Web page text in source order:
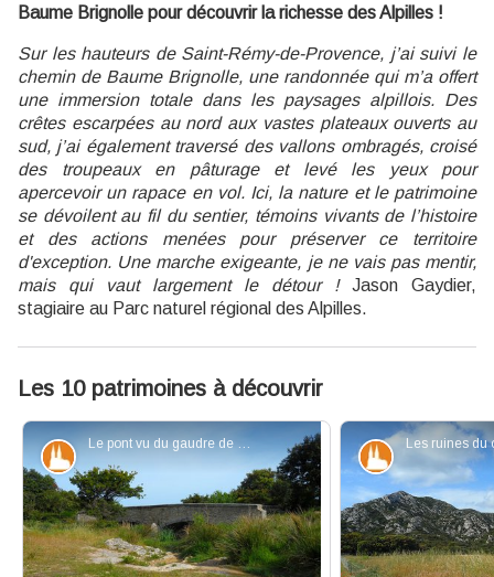
Baume Brignolle pour découvrir la richesse des Alpilles !
Sur les hauteurs de Saint-Rémy-de-Provence, j’ai suivi le
chemin de Baume Brignolle, une randonnée qui m’a offert
une immersion totale dans les paysages alpillois. Des
crêtes escarpées au nord aux vastes plateaux ouverts au
sud, j’ai également traversé des vallons ombragés, croisé
des troupeaux en pâturage et levé les yeux pour
apercevoir un rapace en vol. Ici, la nature et le patrimoine
se dévoilent au fil du sentier, témoins vivants de l’histoire
et des actions menées pour préserver ce territoire
d'exception. Une marche exigeante, je ne vais pas mentir,
mais qui vaut largement le détour !Jason Gaydier,
stagiaire au Parc naturel régional des Alpilles.
Les 10 patrimoines à découvrir
Le pont vu du gaudre de Romanin - ©Jason Gaydier - PNR Alpilles
Patrimoine et histoire Patrimoine